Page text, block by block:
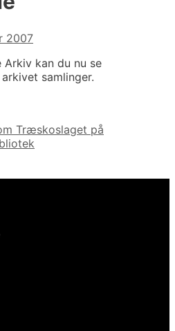
2007
Arkiv kan du nu se
samlinger.
Træskoslaget på